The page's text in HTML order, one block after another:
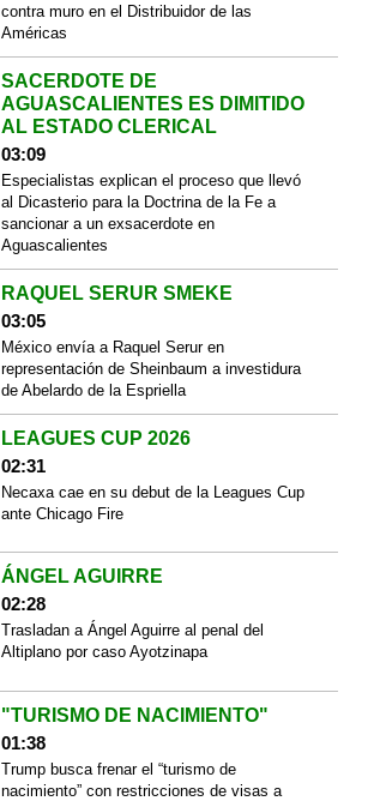
contra muro en el Distribuidor de las
Américas
SACERDOTE DE
AGUASCALIENTES ES DIMITIDO
AL ESTADO CLERICAL
03:09
Especialistas explican el proceso que llevó
al Dicasterio para la Doctrina de la Fe a
sancionar a un exsacerdote en
Aguascalientes
RAQUEL SERUR SMEKE
03:05
México envía a Raquel Serur en
representación de Sheinbaum a investidura
de Abelardo de la Espriella
LEAGUES CUP 2026
02:31
Necaxa cae en su debut de la Leagues Cup
ante Chicago Fire
ÁNGEL AGUIRRE
02:28
Trasladan a Ángel Aguirre al penal del
Altiplano por caso Ayotzinapa
"TURISMO DE NACIMIENTO"
01:38
Trump busca frenar el “turismo de
nacimiento” con restricciones de visas a